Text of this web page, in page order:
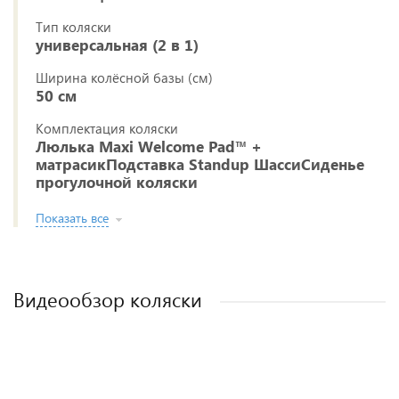
Тип коляски
универсальная (2 в 1)
Ширина колёсной базы (см)
50 см
Комплектация коляски
Люлька Maxi Welcome Pad™ +
матрасикПодставка Standup ШассиСиденье
прогулочной коляски
Показать все
Видеообзор коляски